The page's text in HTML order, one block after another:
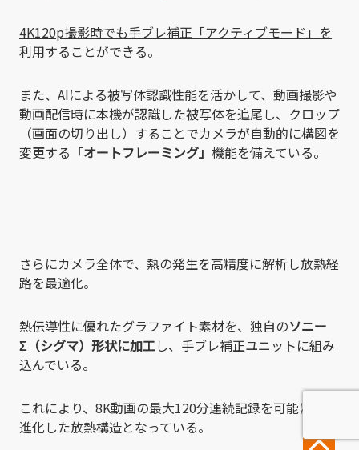
4K120p撮影時でも手ブレ補正「アクティブモード」を
利用することができる。
また、AIによる被写体認識性能を活かして、動画撮影や
動画配信時に本機が認識した被写体を追尾し、クロップ
（画面の切り出し）することでカメラが自動的に構図を
変更する 「オートフレーミング」 機能を備えている。
さらにカメラ全体で、熱の発生を高精度に解析し放熱経
路を最適化。
熱伝導性に優れたグラファイト素材を、独自のソニー
Σ（シグマ）形状に加工し、手ブレ補正ユニットに組み
込んでいる。
これにより、8K動画の最大120分連続記録を可能にする
進化した放熱構造となっている。